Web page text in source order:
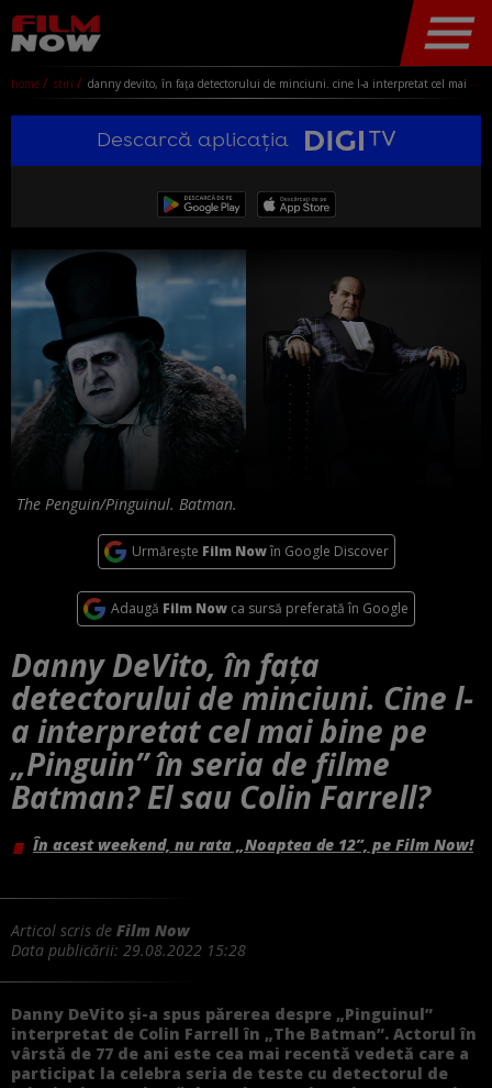
home stiri danny devito, în fața detectorului de minciuni. cine l-a interpretat cel mai bine pe „pinguin” în seria de filme batman? el sau colin farrell?
Descarcă aplicația
The Penguin/Pinguinul. Batman.
Urmărește Film Nowîn Google Discover
Adaugă Film Now ca sursă preferată în Google
Danny DeVito, în fața
detectorului de minciuni. Cine l-
a interpretat cel mai bine pe
„Pinguin” în seria de filme
Batman? El sau Colin Farrell?
În acest weekend, nu rata „Noaptea de 12”, pe Film Now!
Articol scris de Film Now
Data publicării: 29.08.2022 15:28
Danny DeVito și-a spus părerea despre „Pinguinul”
interpretat de Colin Farrell în „The Batman”. Actorul în
vârstă de 77 de ani este cea mai recentă vedetă care a
participat la celebra seria de teste cu detectorul de